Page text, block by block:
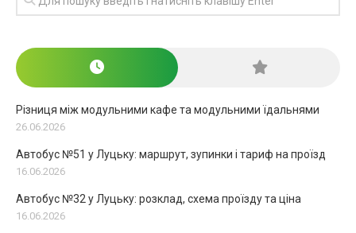
Різниця між модульними кафе та модульними їдальнями
26.06.2026
Автобус №51 у Луцьку: маршрут, зупинки і тариф на проїзд
16.06.2026
Автобус №32 у Луцьку: розклад, схема проїзду та ціна
16.06.2026